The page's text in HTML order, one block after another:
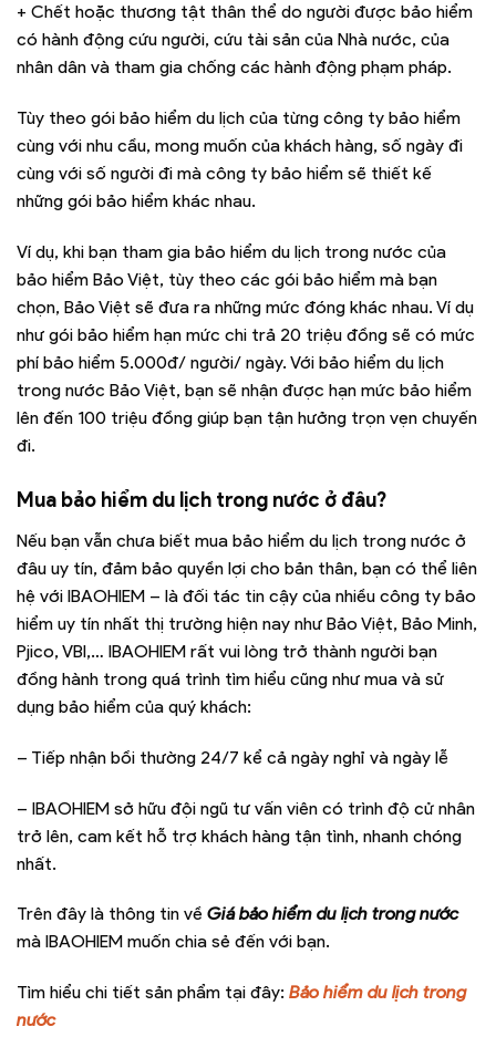
+ Chết hoặc thương tật thân thể do người được bảo hiểm
có hành động cứu người, cứu tài sản của Nhà nước, của
nhân dân và tham gia chống các hành động phạm pháp.
Tùy theo gói bảo hiểm du lịch của từng công ty bảo hiểm
cùng với nhu cầu, mong muốn của khách hàng, số ngày đi
cùng với số người đi mà công ty bảo hiểm sẽ thiết kế
những gói bảo hiểm khác nhau.
Ví dụ, khi bạn tham gia bảo hiểm du lịch trong nước của
bảo hiểm Bảo Việt, tùy theo các gói bảo hiểm mà bạn
chọn, Bảo Việt sẽ đưa ra những mức đóng khác nhau. Ví dụ
như gói bảo hiểm hạn mức chi trả 20 triệu đồng sẽ có mức
phí bảo hiểm 5.000đ/ người/ ngày. Với bảo hiểm du lịch
trong nước Bảo Việt, bạn sẽ nhận được hạn mức bảo hiểm
lên đến 100 triệu đồng giúp bạn tận hưởng trọn vẹn chuyến
đi.
Mua bảo hiểm du lịch trong nước ở đâu?
Nếu bạn vẫn chưa biết mua bảo hiểm du lịch trong nước ở
đâu uy tín, đảm bảo quyền lợi cho bản thân, bạn có thể liên
hệ với IBAOHIEM – là đối tác tin cậy của nhiều công ty bảo
hiểm uy tín nhất thị trường hiện nay như Bảo Việt, Bảo Minh,
Pjico, VBI,… IBAOHIEM rất vui lòng trở thành người bạn
đồng hành trong quá trình tìm hiểu cũng như mua và sử
dụng bảo hiểm của quý khách:
– Tiếp nhận bồi thường 24/7 kể cả ngày nghỉ và ngày lễ
– IBAOHIEM sở hữu đội ngũ tư vấn viên có trình độ cử nhân
trở lên, cam kết hỗ trợ khách hàng tận tình, nhanh chóng
nhất.
Trên đây là thông tin về Giá bảo hiểm du lịch trong nước
mà IBAOHIEM muốn chia sẻ đến với bạn.
Tìm hiểu chi tiết sản phẩm tại đây: Bảo hiểm du lịch trong
nước